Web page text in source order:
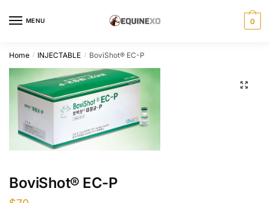
MENU 0
Home / INJECTABLE / BoviShot® EC-P
BoviShot® EC-P